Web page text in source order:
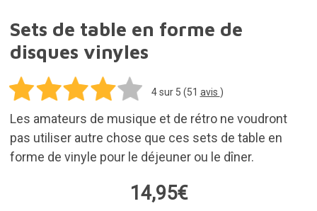
Sets de table en forme de
disques vinyles
4sur 5 (51 avis )
Les amateurs de musique et de rétro ne voudront
pas utiliser autre chose que ces sets de table en
forme de vinyle pour le déjeuner ou le dîner.
14,95€